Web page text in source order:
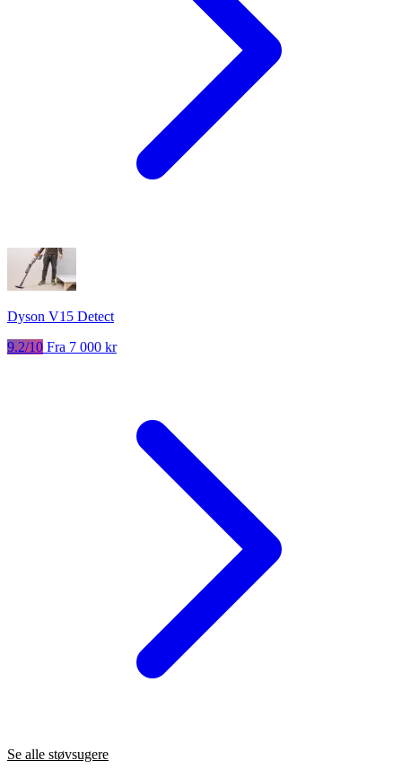
Dyson V15 Detect
9.2/10 Fra 7 000 kr
Se alle støvsugere